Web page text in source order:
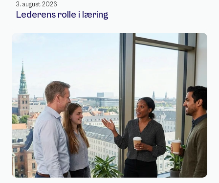
3. august 2026
Lederens rolle i læring